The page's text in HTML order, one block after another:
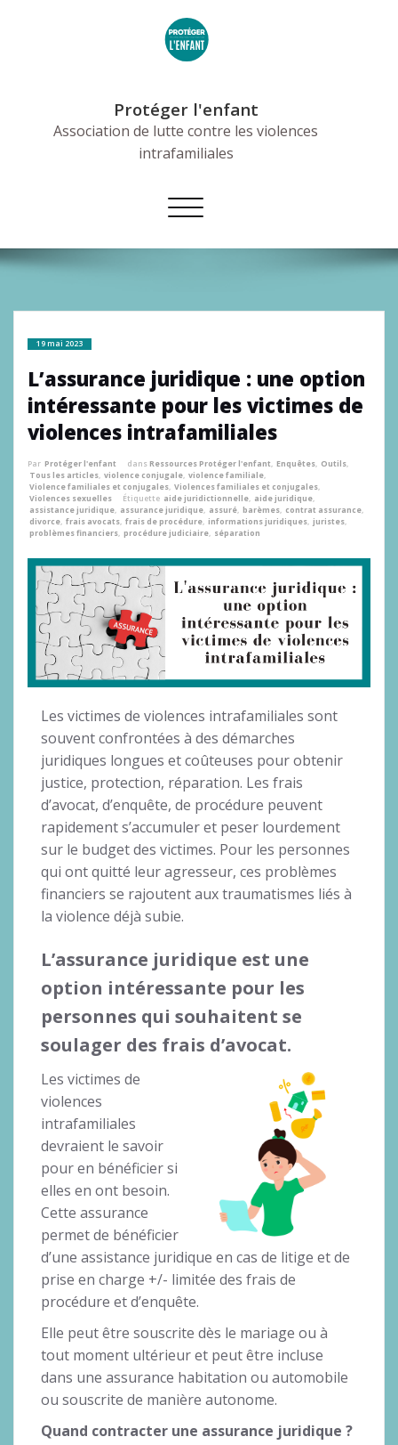
Protéger l'enfant
Association de lutte contre les violences
intrafamiliales
Afficher/masquer
la
19 mai 2023
L’assurance juridique : une option
intéressante pour les victimes de
violences intrafamiliales
Par Protéger l'enfant dansRessources Protéger l'enfant, Enquêtes, Outils,
Tous les articles, violence conjugale, violence familiale,
Violence familiales et conjugales, Violences familiales et conjugales,
Violences sexuelles
Étiquette aide juridictionnelle, aide juridique,
assistance juridique, assurance juridique, assuré, barèmes, contrat assurance,
divorce, frais avocats, frais de procédure, informations juridiques, juristes,
problèmes financiers, procédure judiciaire, séparation
Les victimes de violences intrafamiliales sont
souvent confrontées à des démarches
juridiques longues et coûteuses pour obtenir
justice, protection, réparation. Les frais
d’avocat, d’enquête, de procédure peuvent
rapidement s’accumuler et peser lourdement
sur le budget des victimes. Pour les personnes
qui ont quitté leur agresseur, ces problèmes
financiers se rajoutent aux traumatismes liés à
la violence déjà subie.
L’assurance juridique est une
option intéressante pour les
personnes qui souhaitent se
soulager des frais d’avocat.
Les victimes de
violences
intrafamiliales
devraient le savoir
pour en bénéficier si
elles en ont besoin.
Cette assurance
permet de bénéficier
d’une assistance juridique en cas de litige et de
prise en charge +/- limitée des frais de
procédure et d’enquête.
Elle peut être souscrite dès le mariage ou à
tout moment ultérieur et peut être incluse
dans une assurance habitation ou automobile
ou souscrite de manière autonome.
Quand contracter une assurance juridique ?